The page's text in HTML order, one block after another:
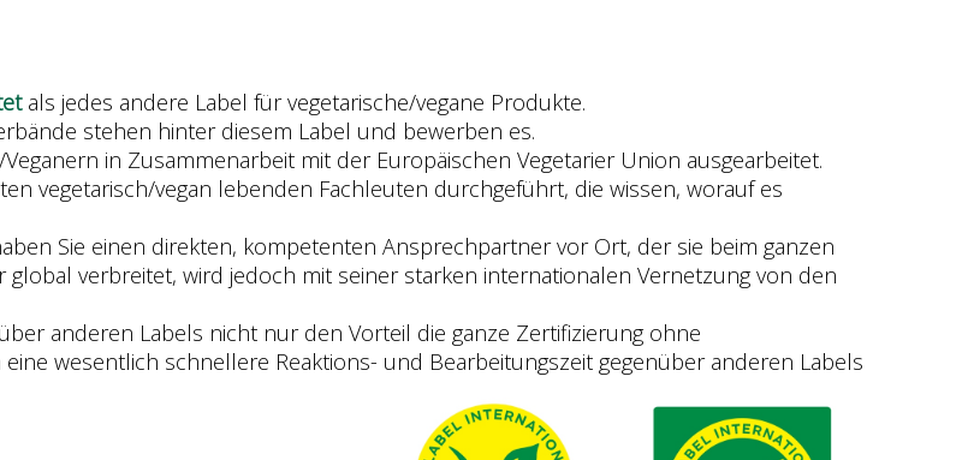
als jedes andere Label für vegetarische/vegane Produkte.
stehen hinter diesem Label und bewerben es.
in Zusammenarbeit mit der Europäischen Vegetarier Union ausgearbeitet.
vegetarisch/vegan lebenden Fachleuten durchgeführt, die wissen, worauf es
Sie einen direkten, kompetenten Ansprechpartner vor Ort, der sie beim ganzen
global verbreitet, wird jedoch mit seiner starken internationalen Vernetzung von den
anderen Labels nicht nur den Vorteil die ganze Zertifizierung ohne
wesentlich schnellere Reaktions- und Bearbeitungszeit gegenüber anderen Labels